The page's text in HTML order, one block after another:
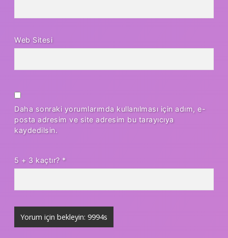
Web Sitesi
Daha sonraki yorumlarımda kullanılması için adım, e-
posta adresim ve site adresim bu tarayıcıya
kaydedilsin.
5 + 3 kaçtır? *